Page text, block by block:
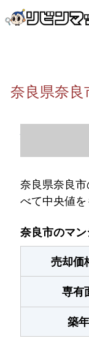
奈良県奈
奈良県奈良
奈良県奈良
べて中央値を
奈良市のマ
売却価
専有
築